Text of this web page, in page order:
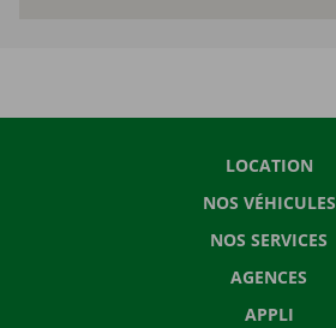
LOCATION
NOS VÉHICULES
NOS SERVICES
AGENCES
APPLI